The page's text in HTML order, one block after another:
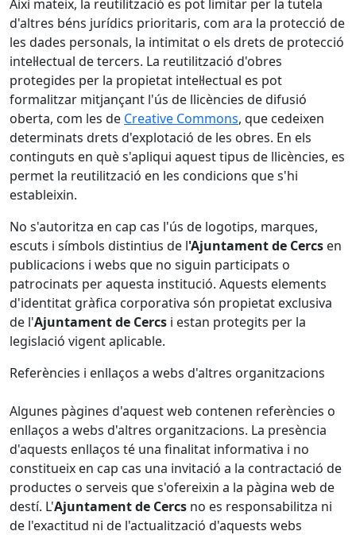
Així mateix, la reutilització es pot limitar per la tutela
d'altres béns jurídics prioritaris, com ara la protecció de
les dades personals, la intimitat o els drets de protecció
intel·lectual de tercers. La reutilització d'obres
protegides per la propietat intel·lectual es pot
formalitzar mitjançant l'ús de llicències de difusió
oberta, com les de Creative Commons, que cedeixen
determinats drets d'explotació de les obres. En els
continguts en què s'apliqui aquest tipus de llicències, es
permet la reutilització en les condicions que s'hi
estableixin.
No s'autoritza en cap cas l'ús de logotips, marques,
escuts i símbols distintius de l'Ajuntament de Cercs en
publicacions i webs que no siguin participats o
patrocinats per aquesta institució. Aquests elements
d'identitat gràfica corporativa són propietat exclusiva
de l'Ajuntament de Cercs i estan protegits per la
legislació vigent aplicable.
Referències i enllaços a webs d'altres organitzacions
Algunes pàgines d'aquest web contenen referències o
enllaços a webs d'altres organitzacions. La presència
d'aquests enllaços té una finalitat informativa i no
constitueix en cap cas una invitació a la contractació de
productes o serveis que s'ofereixin a la pàgina web de
destí. L'Ajuntament de Cercs no es responsabilitza ni
de l'exactitud ni de l'actualització d'aquests webs